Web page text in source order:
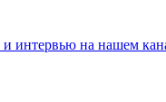
интервью на нашем